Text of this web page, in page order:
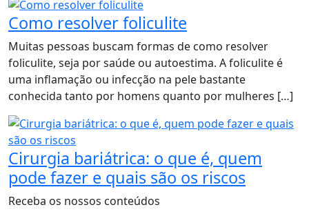
Como resolver foliculite
Muitas pessoas buscam formas de como resolver
foliculite, seja por saúde ou autoestima. A foliculite é
uma inflamação ou infecção na pele bastante
conhecida tanto por homens quanto por mulheres […]
Cirurgia bariátrica: o que é, quem
pode fazer e quais são os riscos
Receba os nossos conteúdos